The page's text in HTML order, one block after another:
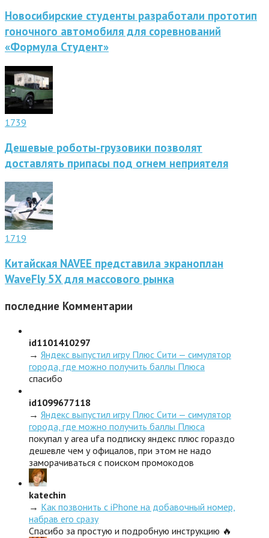
Новосибирские студенты разработали прототип
гоночного автомобиля для соревнований
«Формула Студент»
1739
Дешевые роботы-грузовики позволят
доставлять припасы под огнем неприятеля
1719
Китайская NAVEE представила экраноплан
WaveFly 5X для массового рынка
последние Комментарии
id1101410297
→ Яндекс выпустил игру Плюс Сити — симулятор
города, где можно получить баллы Плюса
спасибо
id1099677118
→ Яндекс выпустил игру Плюс Сити — симулятор
города, где можно получить баллы Плюса
покупал у area ufa подписку яндекс плюс гораздо
дешевле чем у офицалов, при этом не надо
заморачиваться с поиском промокодов
katechin
→ Как позвонить с iPhone на добавочный номер,
набрав его сразу
Спасибо за простую и подробную инструкцию 🔥